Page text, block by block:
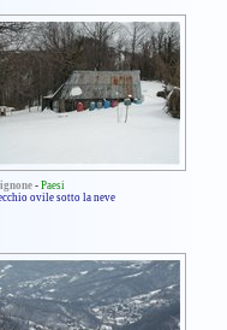
- Paesi
ovile sotto la neve